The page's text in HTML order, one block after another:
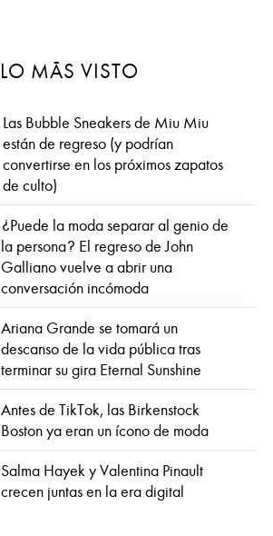
LO MÁS VISTO
Las Bubble Sneakers de Miu Miu
están de regreso (y podrían
convertirse en los próximos zapatos
de culto)
¿Puede la moda separar al genio de
la persona? El regreso de John
Galliano vuelve a abrir una
conversación incómoda
Ariana Grande se tomará un
descanso de la vida pública tras
terminar su gira Eternal Sunshine
Antes de TikTok, las Birkenstock
Boston ya eran un ícono de moda
Salma Hayek y Valentina Pinault
crecen juntas en la era digital